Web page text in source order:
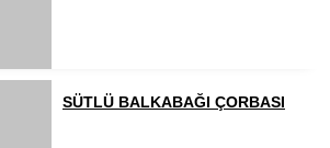
SÜTLÜ BALKABAĞI ÇORBASI